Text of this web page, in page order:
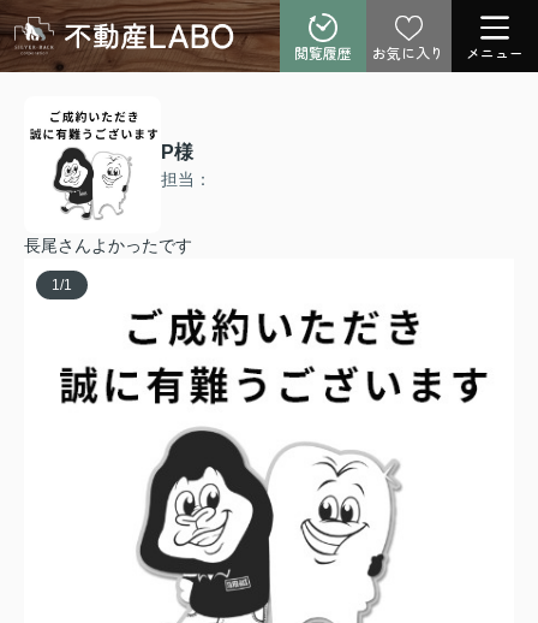
閲覧履歴 お気に入り メニュー
P様
担当：
長尾さんよかったです
1 /1